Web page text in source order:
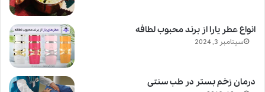
انواع عطر یارا از برند محبوب لطافه
سپتامبر 3, 2024
درمان زخم بستر در طب سنتی